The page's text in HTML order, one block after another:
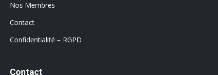
Nos Membres
Contact
Confidentialité – RGPD
Contact